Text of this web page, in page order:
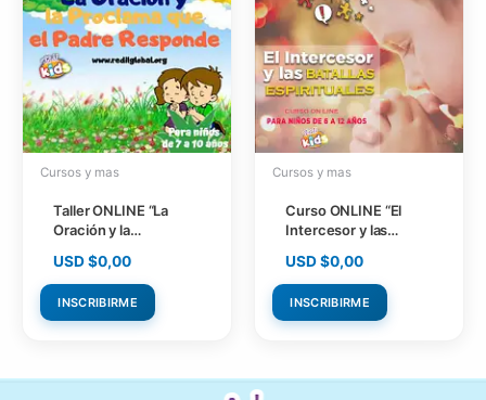
Cursos y mas
Taller ONLINE “La
Oración y la
Proclamación que el
Padre Responde”
(Cuba)
USD $0,00
INSCRIBIRME
Cursos y mas
Curso ONLINE “El
Intercesor y las
Batallas Espirituales”
(Cuba)
USD $0,00
INSCRIBIRME